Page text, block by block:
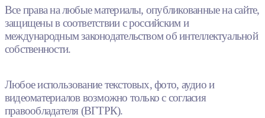
Все права на любые материалы, опубликованные на сайте,
защищены в соответствии с российским и
международным законодательством об интеллектуальной
собственности.
Любое использование текстовых, фото, аудио и
видеоматериалов возможно только с согласия
правообладателя (ВГТРК).